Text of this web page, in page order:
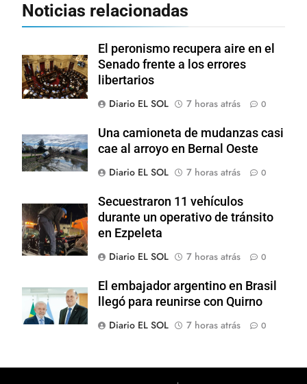
Noticias relacionadas
El peronismo recupera aire en el
Senado frente a los errores
libertarios
Diario EL SOL
7 horas atrás 0
Una camioneta de mudanzas casi
cae al arroyo en Bernal Oeste
Diario EL SOL
7 horas atrás 0
Secuestraron 11 vehículos
durante un operativo de tránsito
en Ezpeleta
Diario EL SOL
7 horas atrás 0
El embajador argentino en Brasil
llegó para reunirse con Quirno
Diario EL SOL
7 horas atrás 0